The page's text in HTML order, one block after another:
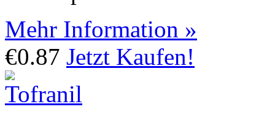
Mehr Information »
€0.87 Jetzt Kaufen!